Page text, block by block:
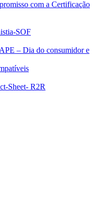
com a Certificação
SOF
– Dia do consumidor e
Sheet- R2R